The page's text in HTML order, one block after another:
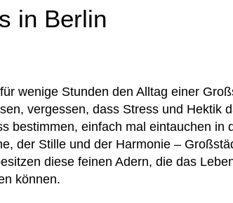
in Berlin
wenige Stunden den Alltag einer
vergessen, dass Stress und Hektik
bestimmen, einfach mal eintauchen in
der Stille und der Harmonie –
diese feinen Adern, die das
können.